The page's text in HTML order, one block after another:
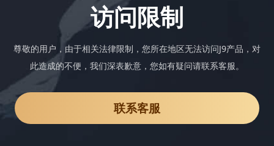
访问限制
尊敬的用户，由于相关法律限制，您所在地区无法访问J9产品，对
此造成的不便，我们深表歉意，您如有疑问请联系客服。
联系客服